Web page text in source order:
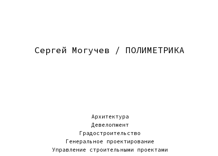
Архитектура
Девелопмент
Градостроительство
Генеральное проектирование
Управление строительными проектами
Сергей Могучев / ПОЛИМЕТРИКА